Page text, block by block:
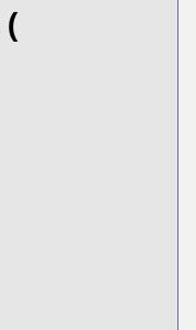
(